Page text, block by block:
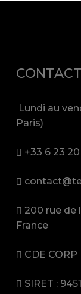
CONTACT
Lundi au
Paris)
+33 6 23
200 rue de
France
CDE CORP
SIRET :